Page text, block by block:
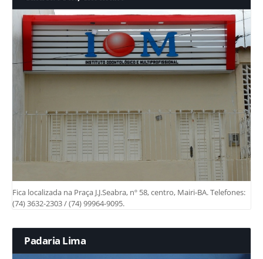
Fica localizada na Praça J.J.Seabra, nº 58, centro, Mairi-BA. Telefones:
(74) 3632-2303 / (74) 99964-9095.
Padaria Lima